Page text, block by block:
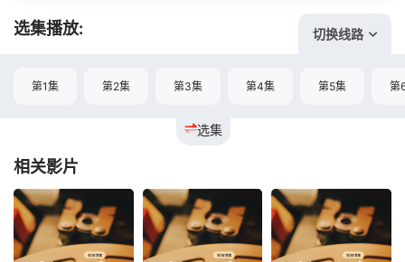
选集播放: 切换线路
选集
第1集 第2集 第3集 第4集 第5集 第
相关影片